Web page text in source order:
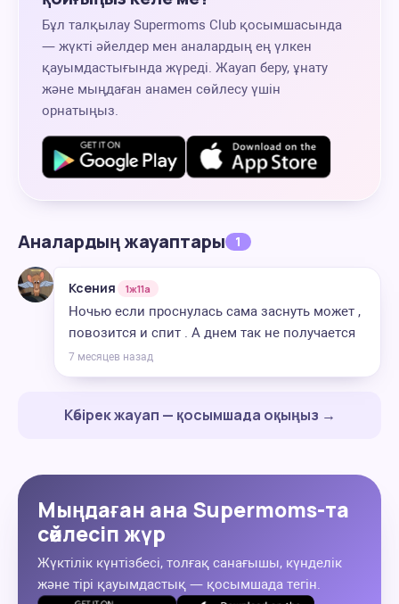
Бұл талқылау Supermoms Club қосымшасында
— жүкті әйелдер мен аналардың ең үлкен
қауымдастығында жүреді. Жауап беру, ұнату
және мыңдаған анамен сөйлесу үшін
орнатыңыз.
Аналардың жауаптары 1
Ксения 1ж11а
Ночью если проснулась сама заснуть может ,
повозится и спит . А днем так не получается
7 месяцев назад
Көбірек жауап — қосымшада оқыңыз →
Мыңдаған ана Supermoms-та
сөйлесіп жүр
Жүктілік күнтізбесі, толғақ санағышы, күнделік
және тірі қауымдастық — қосымшада тегін.